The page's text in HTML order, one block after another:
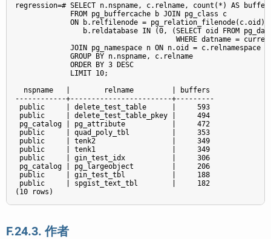
regression=# SELECT n.nspname, c.relname, count(*) AS
             FROM pg_buffercache b JOIN pg_class c
ON b.relfilenode = pg_relation_filenode(c.oid)
b.reldatabase IN (0, (SELECT oid FROM
WHERE datname =
             JOIN pg_namespace n ON n.oid = c.relnamespace
             GROUP BY n.nspname, c.relname
             ORDER BY 3 DESC
             LIMIT 10;
  nspname   |        relname         | buffers
------------+------------------------+---------
public     | delete_test_table      |     593
public     | delete_test_table_pkey |     494
pg_catalog | pg_attribute           |     472
public     | quad_poly_tbl          |     353
public     | tenk2                  |     349
public     | tenk1                  |     349
public     | gin_test_idx           |     306
pg_catalog | pg_largeobject         |     206
public     | gin_test_tbl           |     188
public     | spgist_text_tbl        |     182
F.24.3. 作者